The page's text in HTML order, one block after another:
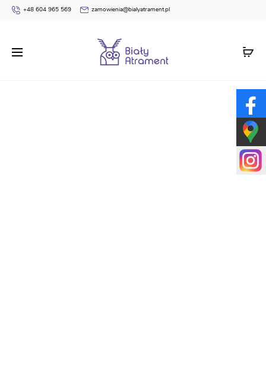
+48 604 965 569 zamowienia@bialyatrament.pl
Nagrody Dyrektora
Dyrektora do wypisania GN8